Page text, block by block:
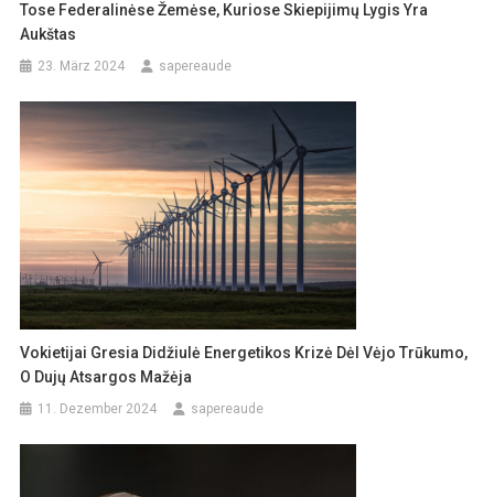
Tose Federalinėse Žemėse, Kuriose Skiepijimų Lygis Yra
Aukštas
23. März 2024 sapereaude
Vokietijai Gresia Didžiulė Energetikos Krizė Dėl Vėjo Trūkumo,
O Dujų Atsargos Mažėja
11. Dezember 2024 sapereaude